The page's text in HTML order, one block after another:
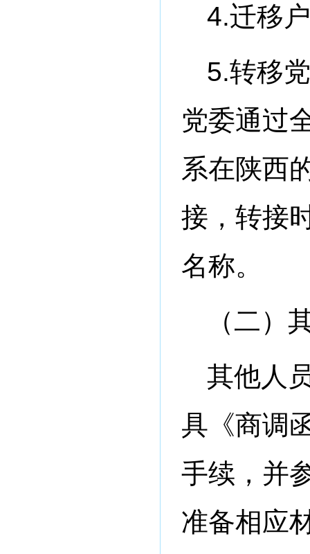
4.迁移
5.转移
党委通过
系在陕西
接，转接
名称。
（二）
其他人
具《商调
手续，并
准备相应